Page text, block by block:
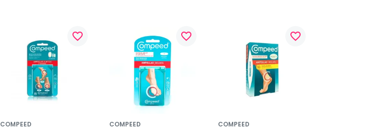
favorite_border
COMPEED
favorite_border
COMPEED
favorite_border
COMPEED